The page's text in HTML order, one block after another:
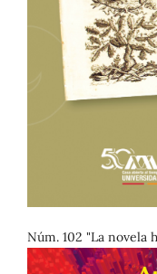
Núm. 102 "La novela